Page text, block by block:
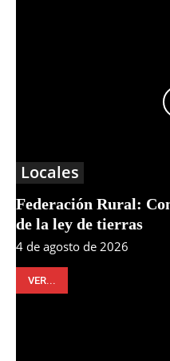
Locales
Federación Rural:
de la ley de tierras
4 de agosto de 2026
VER...